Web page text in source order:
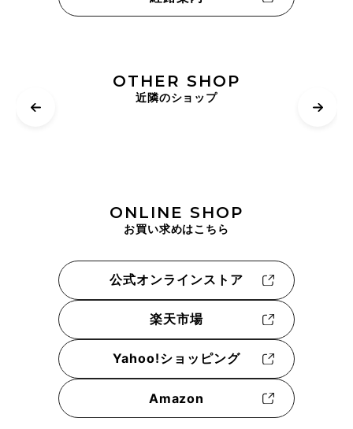
OTHER SHOP
近隣のショップ
ONLINE SHOP
お買い求めはこちら
公式オンラインストア
楽天市場
Yahoo!ショッピング
Amazon